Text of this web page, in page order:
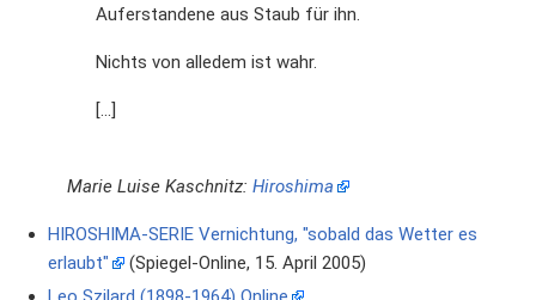
Auferstandene aus Staub für ihn.
Nichts von alledem ist wahr.
[...]
Marie Luise Kaschnitz: Hiroshima
HIROSHIMA-SERIE Vernichtung, "sobald das Wetter es
erlaubt"
(Spiegel-Online, 15. April 2005)